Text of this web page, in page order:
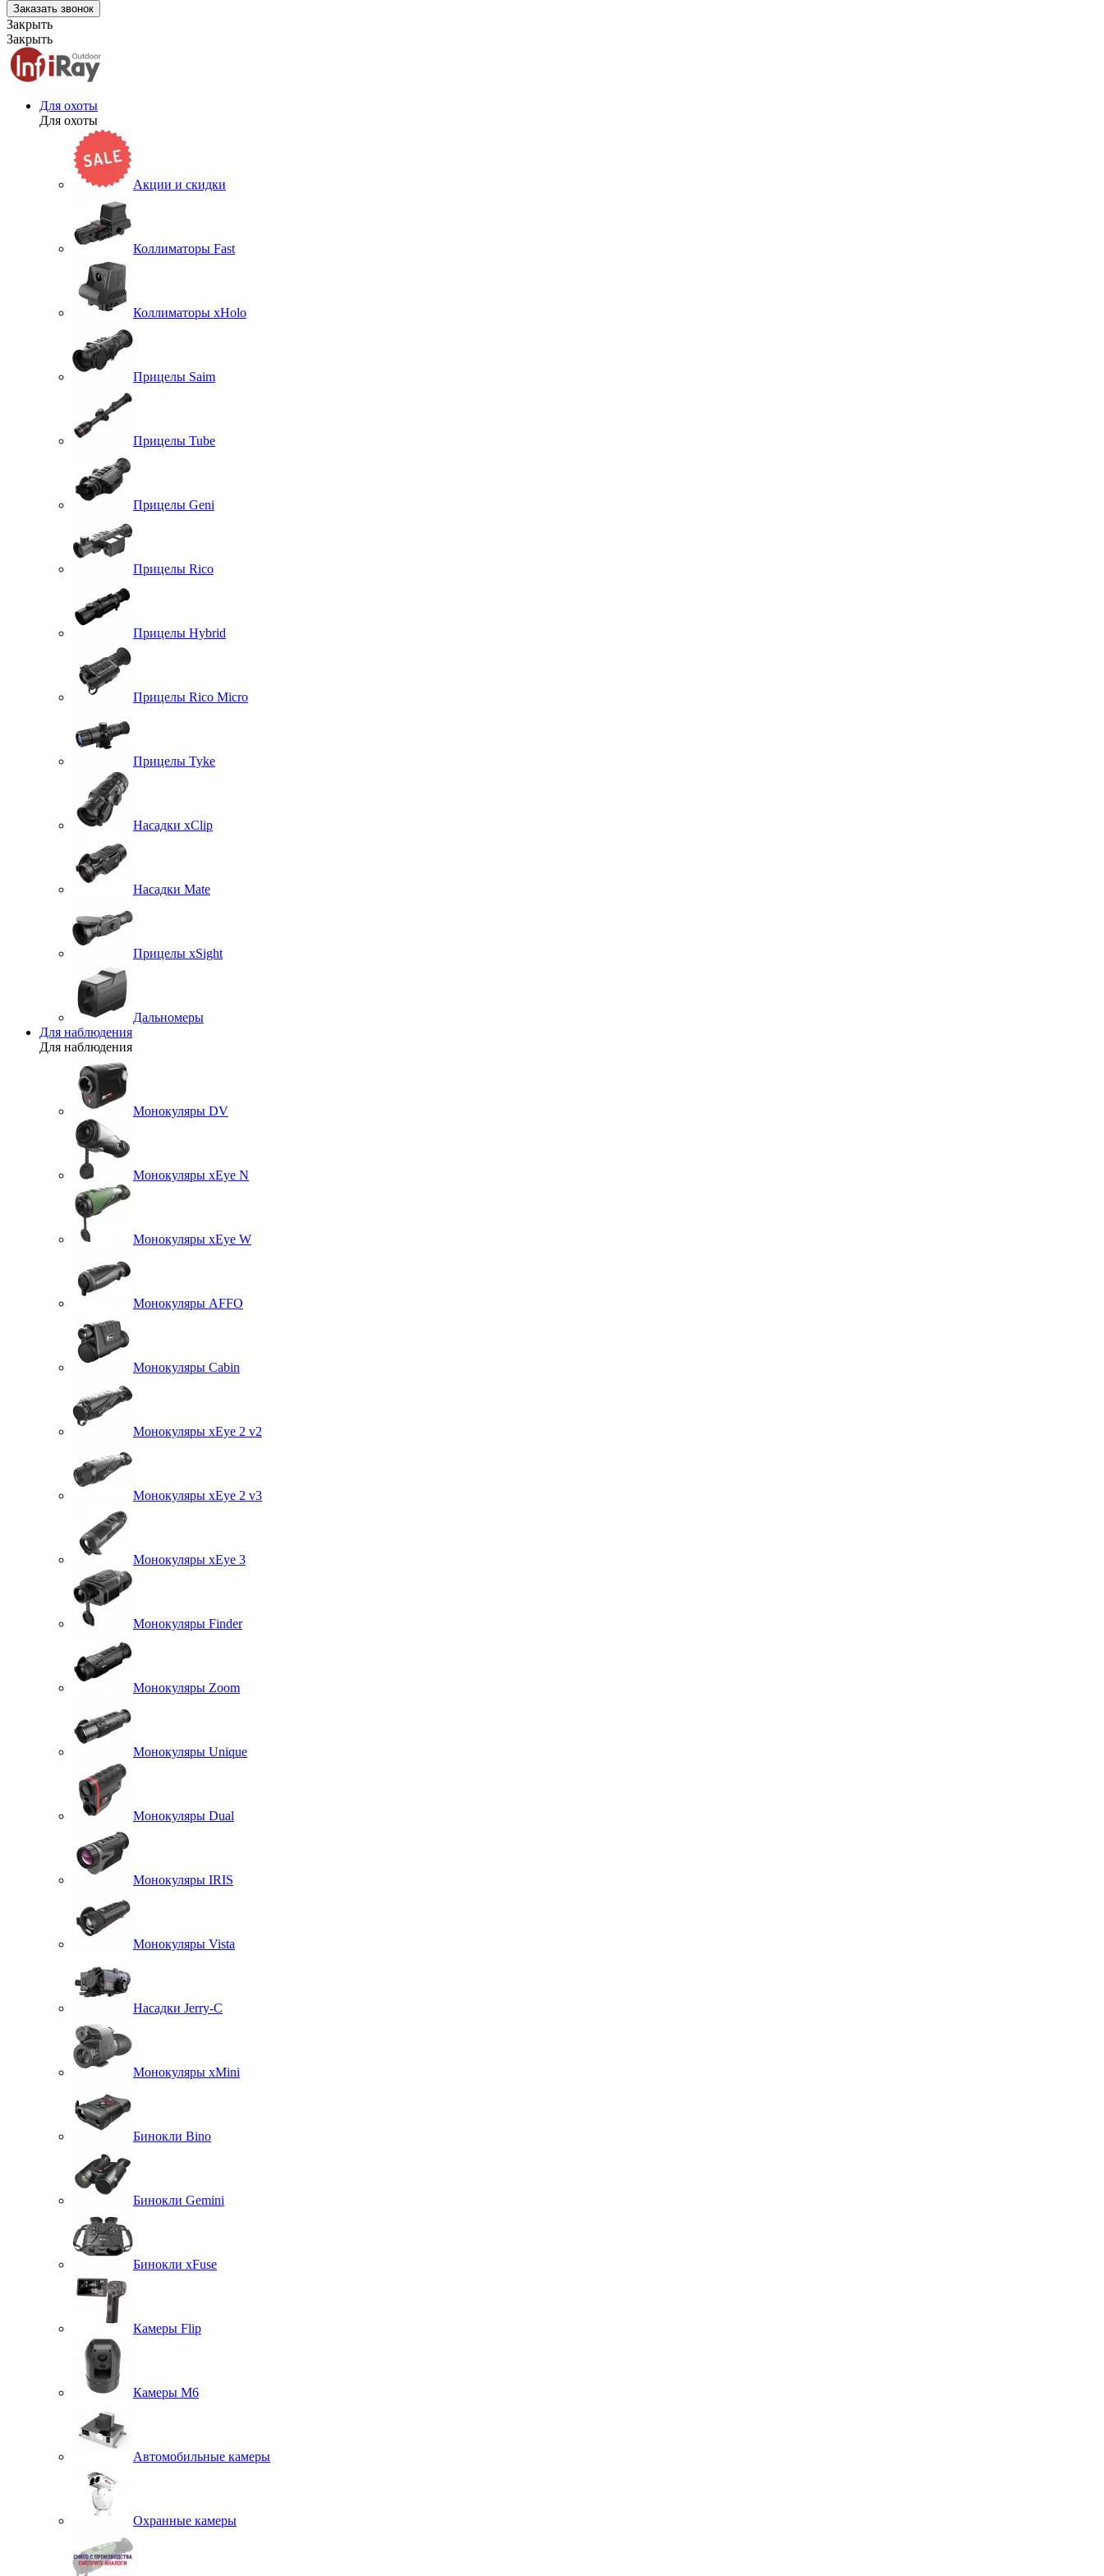
Заказать звонок
Закрыть
Закрыть
Для охоты
Для охоты
Акции и скидки
Коллиматоры Fast
Коллиматоры xHolo
Прицелы Saim
Прицелы Tube
Прицелы Geni
Прицелы Rico
Прицелы Hybrid
Прицелы Rico Micro
Прицелы Tyke
Насадки xClip
Насадки Mate
Прицелы xSight
Дальномеры
Для наблюдения
Для наблюдения
Монокуляры DV
Монокуляры xEye N
Монокуляры xEye W
Монокуляры AFFO
Монокуляры Cabin
Монокуляры xEye 2 v2
Монокуляры xEye 2 v3
Монокуляры xEye 3
Монокуляры Finder
Монокуляры Zoom
Монокуляры Unique
Монокуляры Dual
Монокуляры IRIS
Монокуляры Vista
Насадки Jerry-C
Монокуляры xMini
Бинокли Bino
Бинокли Gemini
Бинокли xFuse
Камеры Flip
Камеры M6
Автомобильные камеры
Охранные камеры